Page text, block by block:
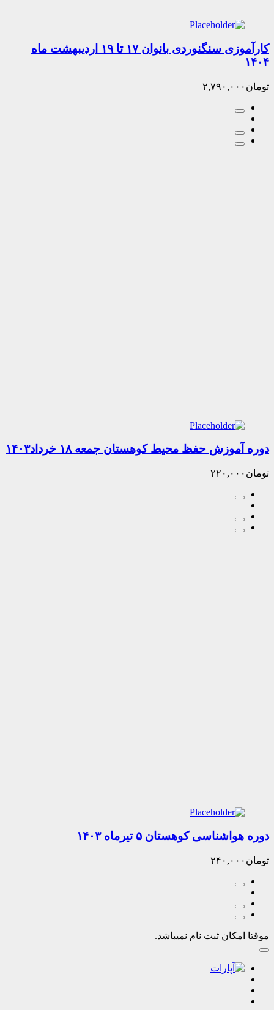
کارآموزی سنگنوردی بانوان ۱۷ تا ۱۹ اردیبهشت ماه
حفظ محیط کوهستان جمعه ۱۸ خرداد۱۴۰۳
کوهستان ۵ تیرماه ۱۴۰۳
ثبت نام نمیباشد.